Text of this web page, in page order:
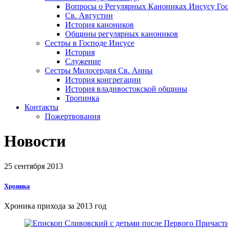
Вопросы о Регулярных Канониках Иисусу
Св. Августин
История каноников
Общины регулярных каноников
Сестры в Господе Иисусе
История
Служение
Сестры Милосердия Св. Анны
История конгрегации
История владивостокской общины
Тропинка
Контакты
Пожертвования
Новости
25 сентября 2013
Хроника
Хроника прихода за 2013 год